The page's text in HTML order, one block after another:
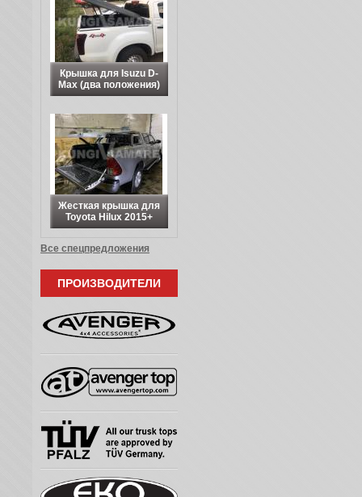
Крышка для Isuzu D-
Max (два положения)
Жесткая крышка для
Toyota Hilux 2015+
Все спецпредложения
ПРОИЗВОДИТЕЛИ